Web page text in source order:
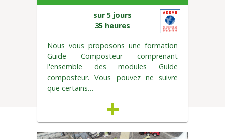
sur 5 jours
35 heures
Nous vous proposons une formation
Guide Composteur comprenant
l'ensemble des modules Guide
composteur. Vous pouvez ne suivre
que certains…
+